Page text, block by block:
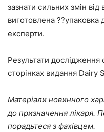
зазнати сильних змін від
виготовлена
експерти.
Результати дослідження
сторінках видання Dairy
Матеріали новинного
до призначення лікаря.
порадьтеся з фахівцем.